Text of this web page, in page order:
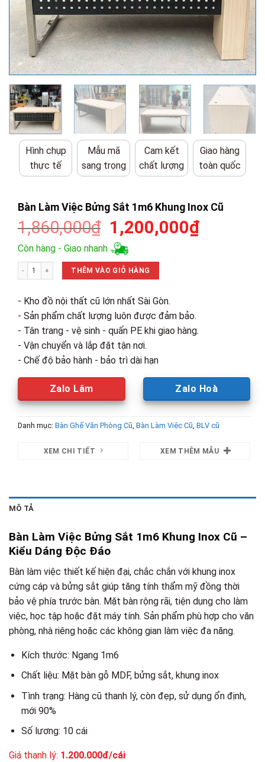
Hình chụp
thực tế
Mẫu mã
sang trọng
Cam kết
chất lượng
Giao hàng
toàn quốc
Bàn Làm Việc Bửng Sắt 1m6 Khung Inox Cũ
1,860,000₫ Giá
gốc
là:
1,860,000₫.
1,200,000₫Giá
Còn hàng - Giao nhanh
Bàn Làm Việc Bửng Sắt 1m6 Khung Inox Cũ số lượng
THÊM VÀO GIỎ HÀNG
- Kho đồ nội thất cũ lớn nhất Sài Gòn.
- Sản phẩm chất lượng luôn được đảm bảo.
- Tân trang - vệ sinh - quấn PE khi giao hàng.
- Vận chuyển và lắp đặt tận nơi.
- Chế độ bảo hành - bảo trì dài hạn
Zalo Lâm Zalo Hoà
Danh mục: Bàn Ghế Văn Phòng Cũ, Bàn Làm Việc Cũ, BLV cũ
XEM CHI TIẾT XEM THÊM MẪU
MÔ TẢ
Bàn Làm Việc Bửng Sắt 1m6 Khung Inox Cũ –
Kiểu Dáng Độc Đáo
Bàn làm việc thiết kế hiện đại, chắc chắn với khung inox
cứng cáp và bửng sắt giúp tăng tính thẩm mỹ đồng thời
bảo vệ phía trước bàn. Mặt bàn rộng rãi, tiện dụng cho làm
việc, học tập hoặc đặt máy tính. Sản phẩm phù hợp cho văn
phòng, nhà riêng hoặc các không gian làm việc đa năng.
Kích thước: Ngang 1m6
Chất liệu: Mặt bàn gỗ MDF, bửng sắt, khung inox
Tình trạng: Hàng cũ thanh lý, còn đẹp, sử dụng ổn định,
mới 90%
Số lương: 10 cái
Giá thanh lý: 1.200.000đ/cái